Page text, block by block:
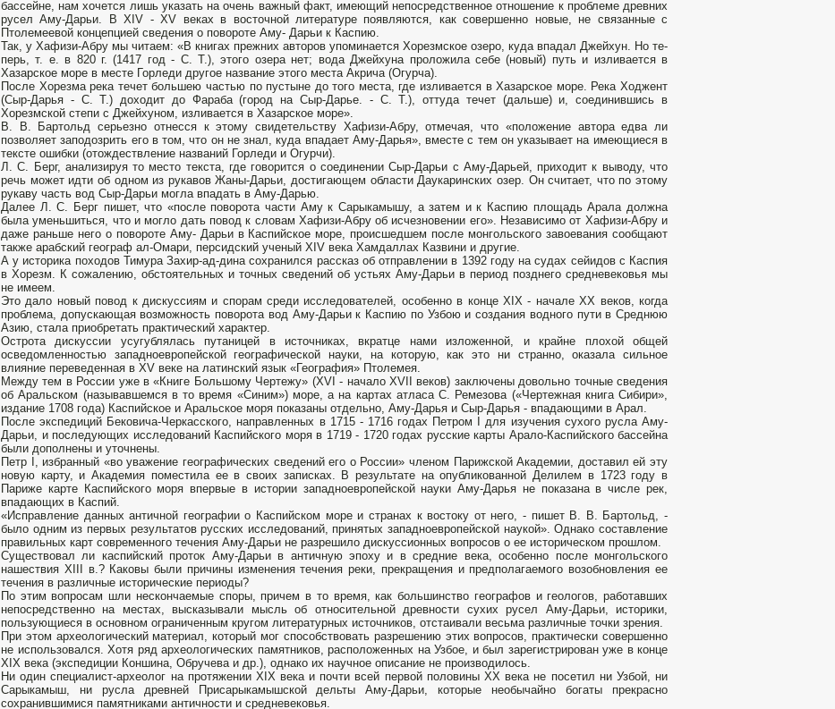
бассейне, нам хочется лишь указать на очень важный факт, имеющий непосредственное отношение к проблеме древних
русел Аму-Дарьи. В XIV - XV веках в восточной литературе появляются, как совершенно новые, не связанные с
Птолемеевой концепцией сведения о повороте Аму- Дарьи к Каспию.
Так, у Хафизи-Абру мы читаем: «В книгах прежних авторов упоминается Хорезмское озеро, куда впадал Джейхун. Но те­
перь, т. е. в 820 г. (1417 год - С. Т.), этого озера нет; вода Джейхуна проложила себе (новый) путь и изливается в
Хазарское море в месте Горледи другое название этого места Акрича (Огурча).
После Хорезма река течет большею частью по пустыне до того места, где изливается в Хазарское море. Река Ходжент
(Сыр-Дарья - С. Т.) доходит до Фараба (город на Сыр-Дарье. - С. Т.), оттуда течет (дальше) и, соединившись в
Хорезмской степи с Джейхуном, изливается в Хазарское море».
В. В. Бартольд серьезно отнесся к этому свидетельству Хафизи-Абру, отмечая, что «положение автора едва ли
позволяет заподозрить его в том, что он не знал, куда впадает Аму-Дарья», вместе с тем он указы­вает на имеющиеся в
тексте ошибки (отождествление названий Гор­леди и Огурчи).
Л. С. Берг, анализируя то место текста, где гово­рится о соединении Сыр-Дарьи с Аму-Дарьей, приходит к выводу, что
речь может идти об одном из рукавов Жаны-Дарьи, достигающем области Даукаринских озер. Он считает, что по этому
рукаву часть вод Сыр-Дарьи могла впадать в Аму-Дарью.
Далее Л. С. Берг пишет, что «после поворота части Аму к Сарыкамышу, а затем и к Каспию пло­щадь Арала должна
была уменьшиться, что и могло дать повод к сло­вам Хафизи-Абру об исчезновении его». Независимо от Хафизи-Абру и
даже раньше него о повороте Аму- Дарьи в Каспийское море, происшедшем после монгольского завоева­ния сообщают
также арабский географ ал-Омари, персидский ученый XIV века Хамдаллах Казвини и другие.
А у историка походов Тимура Захир-ад-дина сохранился рассказ об отправлении в 1392 году на судах сейидов с Каспия
в Хорезм. К сожалению, обстоятельных и точных сведений об устьях Аму-Дарьи в период позднего средневековья мы
не имеем.
Это дало новый повод к дискуссиям и спорам среди исследо­вателей, особенно в конце XIX - начале XX веков, когда
проблема, допу­скающая возможность поворота вод Аму-Дарьи к Каспию по Узбою и создания водного пути в Среднюю
Азию, стала приобретать практи­ческий характер.
Острота дискуссии усугублялась путаницей в источни­ках, вкратце нами изложенной, и крайне плохой общей
осведомленно­стью западноевропейской географической науки, на которую, как это ни странно, оказала сильное
влияние переведенная в XV веке на латинский язык «География» Птолемея.
Между тем в России уже в «Книге Большому Чертежу» (XVI - начало XVII веков) заключены довольно точные сведения
об Аральском (называвшемся в то время «Синим») море, а на картах атласа С. Ре­мезова («Чертежная книга Сибири»,
издание 1708 года) Каспийское и Аральское моря показаны отдельно, Аму-Дарья и Сыр-Дарья - впа­дающими в Арал.
После экспедиций Бековича-Черкасского, направ­ленных в 1715 - 1716 годах Петром I для изучения сухого русла Аму-
Дарьи, и последующих исследований Каспийского моря в 1719 - 1720 годах русские карты Арало-Каспийского бассейна
были дополнены и уточ­нены.
Петр I, избранный «во уважение географических сведений его о России» членом Парижской Академии, доставил ей эту
новую карту, и Академия поместила ее в своих записках. В результате на опубли­кованной Делилем в 1723 году в
Париже карте Каспийского моря впервые в истории западноевропейской науки Аму-Дарья не показана в числе рек,
впадающих в Каспий.
«Исправление данных античной географии о Каспийском море и странах к востоку от него, - пишет В. В. Бартольд, -
было одним из первых результатов русских исследований, принятых западноевропей­ской наукой». Однако составление
правильных карт современного течения Аму-Дарьи не разрешило дискуссионных вопросов о ее историческом прош­лом.
Существовал ли каспийский проток Аму-Дарьи в античную эпоху и в средние века, особенно после монгольского
нашествия XIII в.? Како­вы были причины изменения течения реки, прекращения и предполагае­мого возобновления ее
течения в различные исторические периоды?
По этим вопросам шли нескончаемые споры, причем в то время, как боль­шинство географов и геологов, работавших
непосредственно на местах, высказывали мысль об относительной древности сухих русел Аму-Дарьи, историки,
пользующиеся в основном ограниченным кругом литературных источников, отстаивали весьма различные точки зрения.
При этом археологический материал, который мог способствовать разрешению этих вопросов, практически совершенно
не использовался. Хотя ряд ар­хеологических памятников, расположенных на Узбое, и был зарегистри­рован уже в конце
XIX века (экспедиции Коншина, Обручева и др.), одна­ко их научное описание не производилось.
Ни один специалист-археолог на протяжении XIX века и почти всей первой половины XX века не посетил ни Узбой, ни
Сарыкамыш, ни русла древней Присарыкамышской дельты Аму-Дарьи, которые необычайно богаты прекрасно
сохранившимися па­мятниками античности и средневековья.